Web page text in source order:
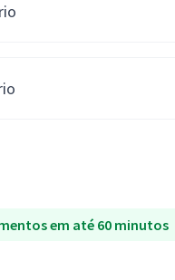
em até 60 minutos